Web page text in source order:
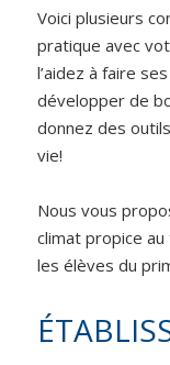
Voici plusieurs
pratique avec
l’aidez à faire
développer de
donnez des
vie!
Nous vous
climat propice
les élèves du